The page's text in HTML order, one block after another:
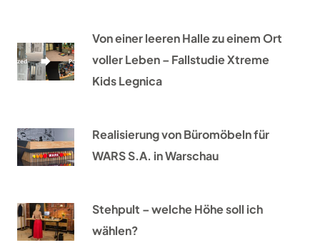
Von einer leeren Halle zu einem Ort
voller Leben – Fallstudie Xtreme
Kids Legnica
Realisierung von Büromöbeln für
WARS S.A. in Warschau
Stehpult – welche Höhe soll ich
wählen?